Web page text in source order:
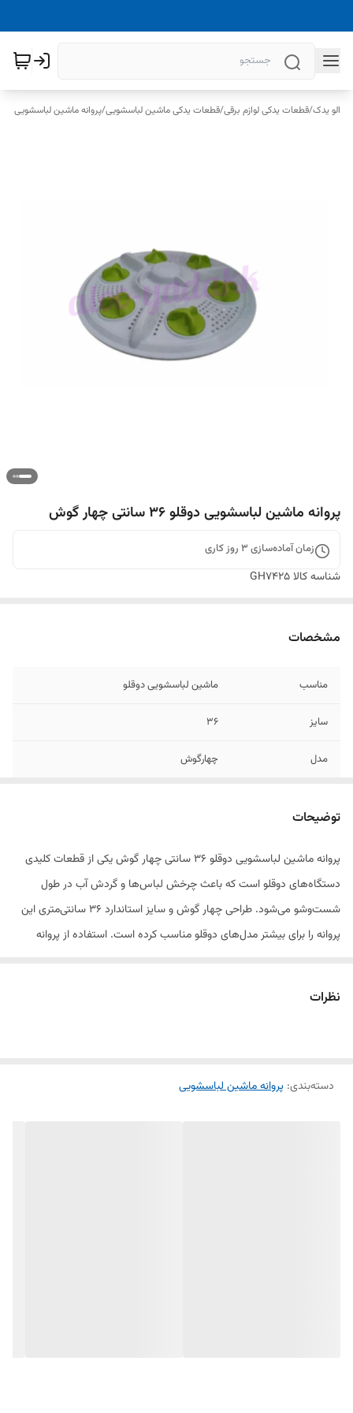
الو یدک/قطعات یدکی لوازم برقی/قطعات یدکی ماشین لباسشویی/پروانه ماشین لباسشویی
پروانه ماشین لباسشویی دوقلو ۳۶ سانتی چهار گوش
زمان آماده‌سازی 3 روز کاری
شناسه کالاGH7425
مشخصات
مناسب ماشین لباسشویی دوقلو
سایز ۳۶
مدل چهارگوش
توضیحات
پروانه ماشین لباسشویی دوقلو ۳۶ سانتی چهار گوش یکی از قطعات کلیدی
دستگاه‌های دوقلو است که باعث چرخش لباس‌ها و گردش آب در طول
شست‌وشو می‌شود. طراحی چهار گوش و سایز استاندارد ۳۶ سانتی‌متری این
پروانه را برای بیشتر مدل‌های دوقلو مناسب کرده است. استفاده از پروانه
نظرات
دسته‌بندی: پروانه ماشین لباسشویی